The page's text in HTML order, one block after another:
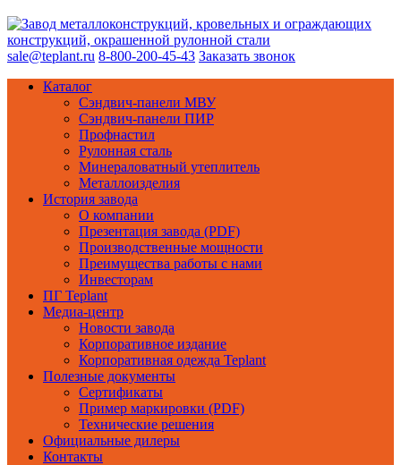
sale@teplant.ru 8-800-200-45-43 Заказать звонок
Каталог
Сэндвич-панели МВУ
Сэндвич-панели ПИР
Профнастил
Рулонная сталь
Минераловатный утеплитель
Металлоизделия
История завода
О компании
Презентация завода (PDF)
Производственные мощности
Преимущества работы с нами
Инвесторам
ПГ Teplant
Медиа-центр
Новости завода
Корпоративное издание
Корпоративная одежда Teplant
Полезные документы
Сертификаты
Пример маркировки (PDF)
Технические решения
Официальные дилеры
Контакты